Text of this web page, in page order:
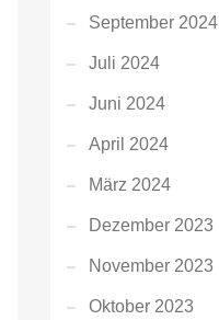
September 2024
Juli 2024
Juni 2024
April 2024
März 2024
Dezember 2023
November 2023
Oktober 2023